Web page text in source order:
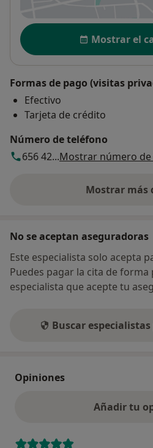
Disponibilidad
Mostrar el
Formas de pago (visitas
Efectivo
Tarjeta de crédito
Número de teléfono
656 42...Mostrar número
Mostrar más
No se aceptan aseguradoras
Este especialista solo acepta
Puedes pagar la cita de
especialista que acepte tu
Buscar
Opiniones
Añadir tu